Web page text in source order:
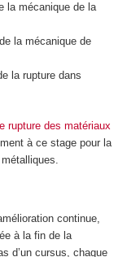
la mécanique de la
la mécanique de
la rupture dans
rupture des matériaux
à ce stage pour la
continue,
à la fin de la
d’un cursus, chaque